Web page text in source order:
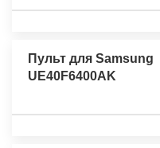
Пульт для Samsung
UE40F6400AK